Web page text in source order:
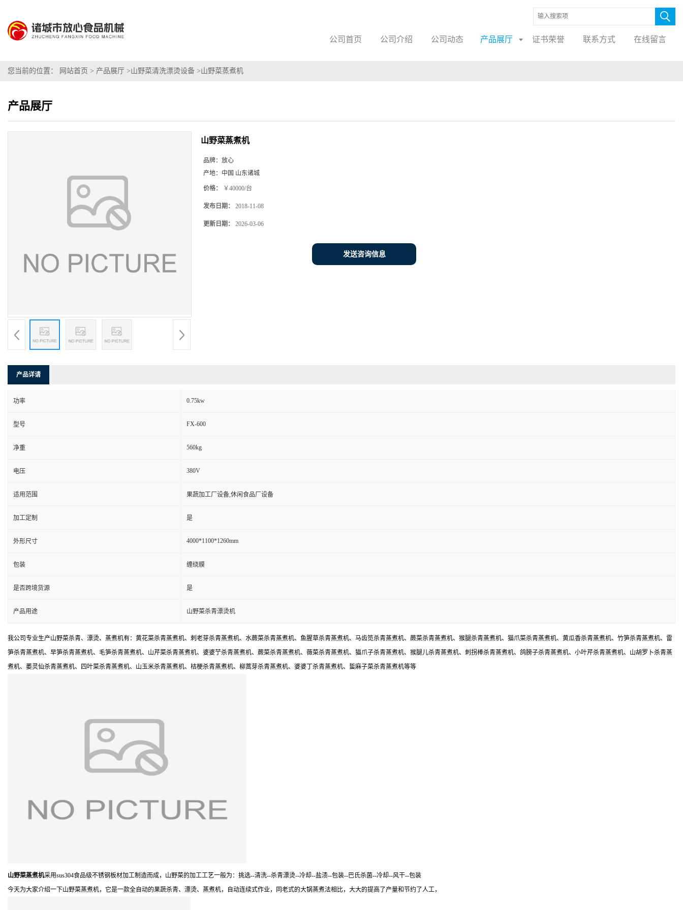
公司首页 公司介绍 公司动态 产品展厅 证书荣誉 联系方式 在线留言
您当前的位置： 网站首页 > 产品展厅 >山野菜清洗漂烫设备 >山野菜蒸煮机
产品展厅
山野菜蒸煮机
品牌： 放心
产地： 中国 山东诸城
价格： ￥40000/台
发布日期： 2018-11-08
更新日期： 2026-03-06
发送咨询信息
产品详请
功率 0.75kw
型号 FX-600
净重 560kg
电压 380V
适用范围 果蔬加工厂设备,休闲食品厂设备
加工定制 是
外形尺寸 4000*1100*1260mm
包装 缠绕膜
是否跨境货源 是
产品用途 山野菜杀青漂烫机
我公司专业生产山野菜杀青、漂烫、蒸煮机有：黄花菜杀青蒸煮机、刺老芽杀青蒸煮机、水蕨菜杀青蒸煮机、鱼腥草杀青蒸煮机、马齿笕杀青蒸煮机、蕨菜杀青蒸煮机、猴腿杀青蒸煮机、猫爪菜杀青蒸煮机、黄瓜香杀青蒸煮机、竹笋杀青蒸煮机、雷
笋杀青蒸煮机、早笋杀青蒸煮机、毛笋杀青蒸煮机、山芹菜杀青蒸煮机、婆婆艼杀青蒸煮机、蕨菜杀青蒸煮机、薇菜杀青蒸煮机、猫爪子杀青蒸煮机、猴腿儿杀青蒸煮机、刺拐棒杀青蒸煮机、鸽膀子杀青蒸煮机、小叶芹杀青蒸煮机、山胡罗卜杀青蒸
煮机、萎灵仙杀青蒸煮机、四叶菜杀青蒸煮机、山玉米杀青蒸煮机、桔梗杀青蒸煮机、柳蒿芽杀青蒸煮机、婆婆丁杀青蒸煮机、蜇麻子菜杀青蒸煮机等等
山野菜蒸煮机采用sus304食品级不锈钢板材加工制造而成，山野菜的加工工艺一般为：挑选--清洗--杀青漂烫--冷却--盐渍--包装--巴氏杀菌--冷却--风干--包装
今天为大家介绍一下山野菜蒸煮机，它是一款全自动的果蔬杀青、漂烫、蒸煮机，自动连续式作业，同老式的大锅蒸煮法相比，大大的提高了产量和节约了人工，